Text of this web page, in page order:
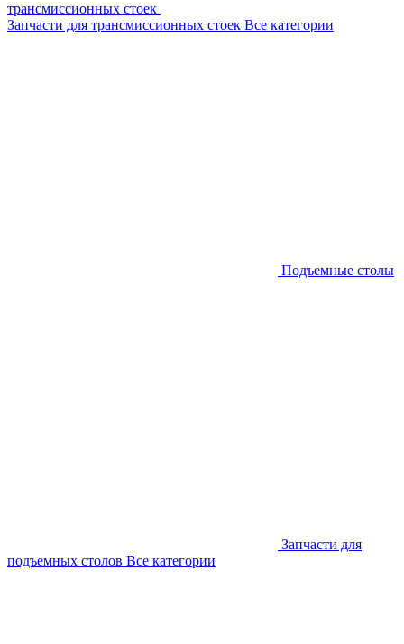
трансмиссионных стоек
Запчасти для трансмиссионных стоек Все категории
Подъемные столы
Запчасти для
подъемных столов Все категории